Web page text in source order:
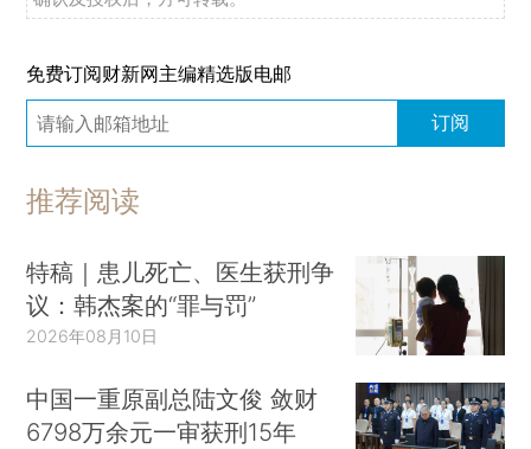
免费订阅财新网主编精选版电邮
订阅
推荐阅读
特稿｜患儿死亡、医生获刑争
议：韩杰案的“罪与罚”
2026年08月10日
中国一重原副总陆文俊 敛财
6798万余元一审获刑15年